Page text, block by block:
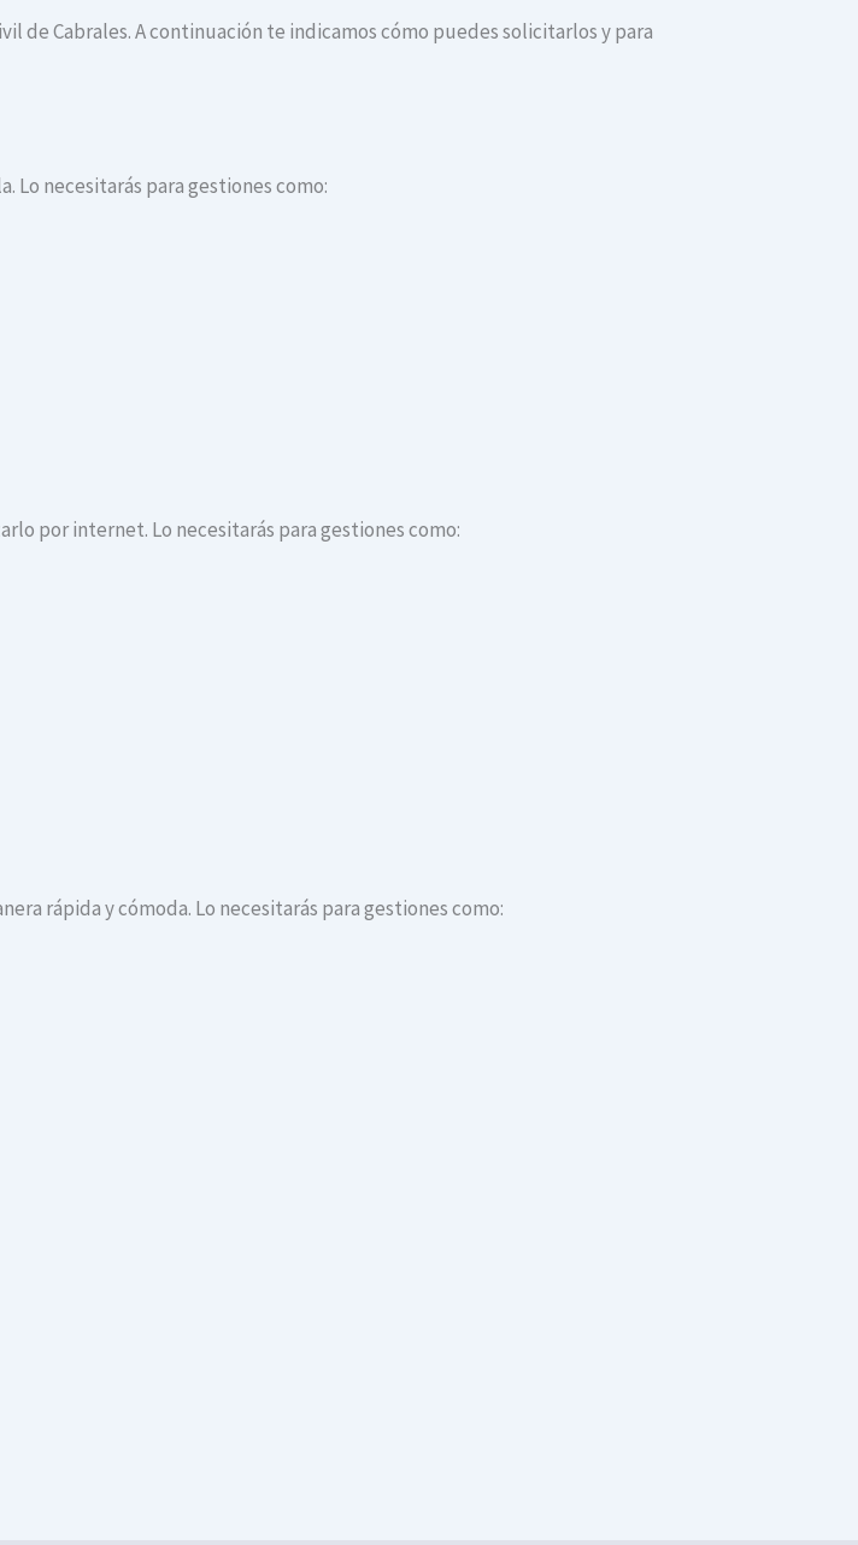
de Cabrales. A continuación te indicamos cómo puedes solicitarlos y para
Lo necesitarás para gestiones como:
por internet. Lo necesitarás para gestiones como:
rápida y cómoda. Lo necesitarás para gestiones como: